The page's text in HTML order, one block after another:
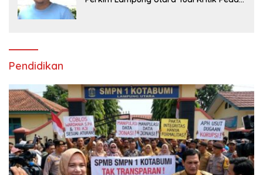
Pendidikan